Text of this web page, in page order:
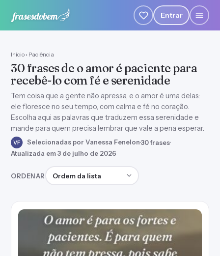
Entrar
Início › Paciência
30 frases de o amor é paciente para
recebê-lo com fé e serenidade
Tem coisa que a gente não apressa, e o amor é uma delas:
ele floresce no seu tempo, com calma e fé no coração.
Escolha aqui as palavras que traduzem essa serenidade e
mande para quem precisa lembrar que vale a pena esperar.
VF Selecionadas por Vanessa Fenelon·30 frases·
Atualizada em 3 de julho de 2026
ORDENAR Ordenar frases